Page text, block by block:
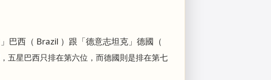
巴西（ Brazil ）跟「德意志坦克」德國（
五星巴西只排在第六位，而德國則是排在第七